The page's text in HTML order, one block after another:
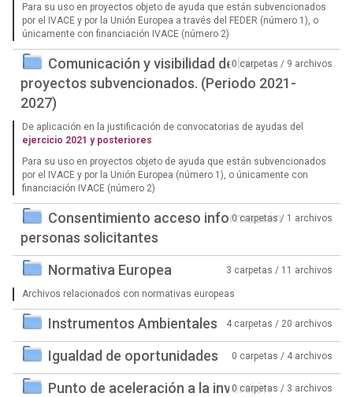
Para su uso en proyectos objeto de ayuda que están subvencionados
por el IVACE y por la Unión Europea a través del FEDER (número 1), o
únicamente con financiación IVACE (número 2)
Comunicación y visibilidad de los
proyectos subvencionados. (Periodo 2021-
2027)
0 carpetas / 9 archivos
De aplicación en la justificación de convocatorias de ayudas del
ejercicio 2021 y posteriores
Para su uso en proyectos objeto de ayuda que están subvencionados
por el IVACE y por la Unión Europea (número 1), o únicamente con
financiación IVACE (número 2)
Consentimiento acceso información
personas solicitantes
0 carpetas / 1 archivos
Normativa Europea 3 carpetas / 11 archivos
Archivos relacionados con normativas europeas
Instrumentos Ambientales 4 carpetas / 20 archivos
Igualdad de oportunidades 0 carpetas / 4 archivos
Punto de aceleración a la inversión0 carpetas / 3 archivos